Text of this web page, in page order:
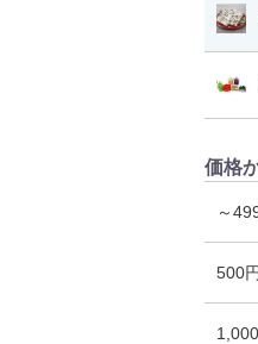
価格
～
500